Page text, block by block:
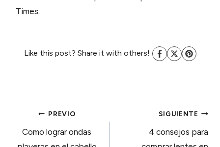
Times.
Like this post? Share it with others!
NAVEGACIÓN
PREVIO
Como lograr ondas
SIGUIENTE
4 consejos para